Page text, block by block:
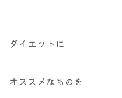
ダイエットに
オススメなものを